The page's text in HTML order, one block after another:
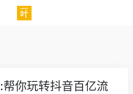
你玩转抖音百亿流